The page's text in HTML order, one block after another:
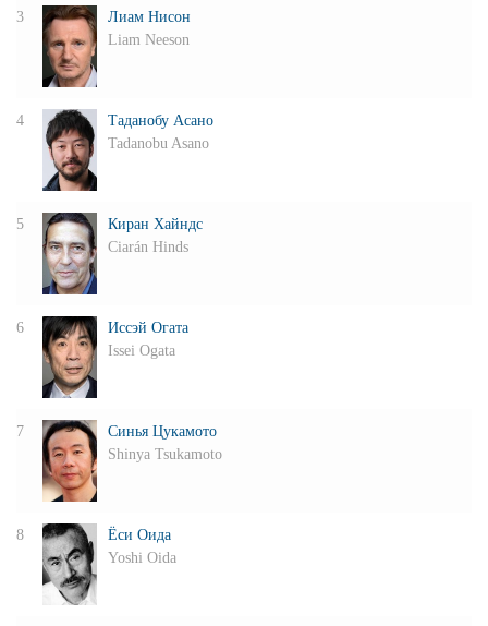
3
Лиам Нисон
Liam Neeson
4
Таданобу Асано
Tadanobu Asano
5
Киран Хайндс
Ciarán Hinds
6
Иссэй Огата
Issei Ogata
7
Синья Цукамото
Shinya Tsukamoto
8
Ёси Оида
Yoshi Oida